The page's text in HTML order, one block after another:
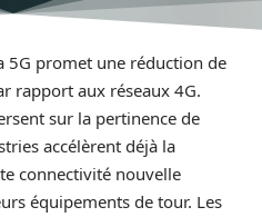
5G promet une réduction de
rapport aux réseaux 4G.
sur la pertinence de
accélèrent déjà la
connectivité nouvelle
équipements de tour. Les